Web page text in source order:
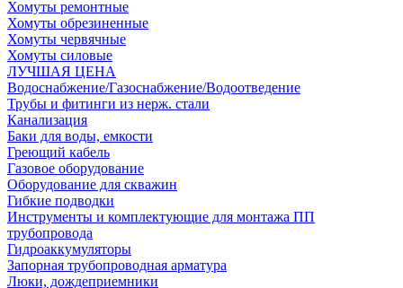
Хомуты ремонтные
Хомуты обрезиненные
Хомуты червячные
Хомуты силовые
ЛУЧШАЯ ЦЕНА
Водоснабжение/Газоснабжение/Водоотведение
Трубы и фитинги из нерж. стали
Канализация
Баки для воды, емкости
Греющий кабель
Газовое оборудование
Оборудование для скважин
Гибкие подводки
Инструменты и комплектующие для монтажа ПП
трубопровода
Гидроаккумуляторы
Запорная трубопроводная арматура
Люки, дождеприемники